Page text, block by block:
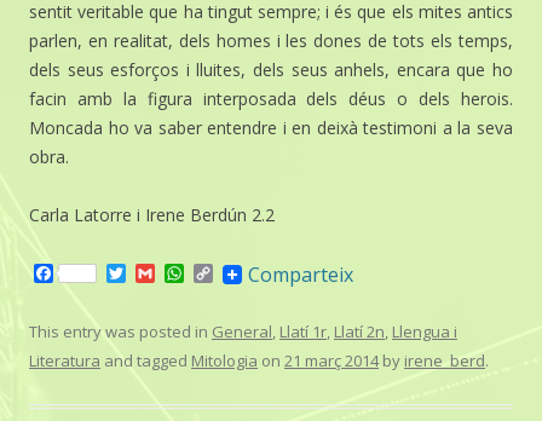
sentit veritable que ha tingut sempre; i és que els mites antics
parlen, en realitat, dels homes i les dones de tots els temps,
dels seus esforços i lluites, dels seus anhels, encara que ho
facin amb la figura interposada dels déus o dels herois.
Moncada ho va saber entendre i en deixà testimoni a la seva
obra.
Carla Latorre i Irene Berdún 2.2
F
e
o
k
T
t
t
e
G
i
W
t
s
A
p
C
o
y
i
k
Comparteix
This entry was posted in General, Llatí 1r, Llatí 2n, Llengua i
Literatura and tagged Mitologia on 21 març 2014by irene_berd.